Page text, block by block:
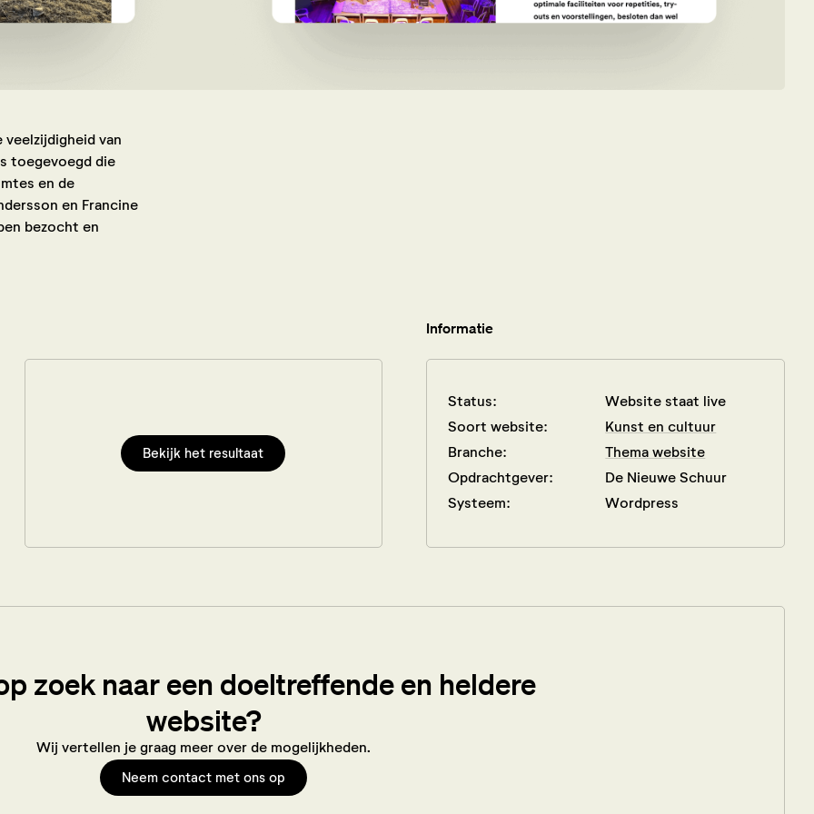
van
toegevoegd die
en de
en Francine
bezocht en
Bekijk het resultaat
Informatie
Status:
Website staat live
Soort website:
Kunst en cultuur
Branche:
Thema website
Opdrachtgever:
De Nieuwe Schuur
Systeem:
Wordpress
zoek naar een doeltreffende en heldere
website?
Wij vertellen je graag meer over de mogelijkheden.
Neem contact met ons op